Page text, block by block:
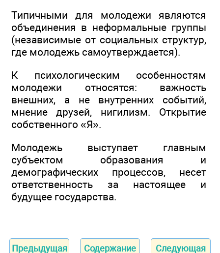
Типичными для молодежи являются
объединения в неформальные группы
(независимые от социальных структур,
где молодежь самоутверждается).
К психологическим особенностям
молодежи относятся: важность
внешних, а не внутренних событий,
мнение друзей, нигилизм. Открытие
собственного «Я».
Молодежь выступает главным
субъектом образования и
демографических процессов, несет
ответственность за настоящее и
будущее государства.
Предыдущая Содержание Следующая